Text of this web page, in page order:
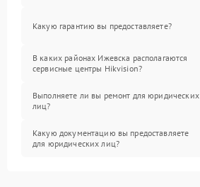
Какую гарантию вы предоставляете?
В каких районах Ижевска располагаются
сервисные центры Hikvision?
Выполняете ли вы ремонт для юридических
лиц?
Какую документацию вы предоставляете
для юридических лиц?